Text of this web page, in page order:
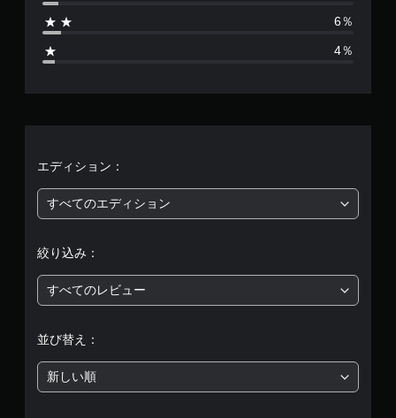
2
評
は
5
階
中
6％
4％
エディション：
すべてのエディション
絞り込み：
すべてのレビュー
並び替え：
新しい順